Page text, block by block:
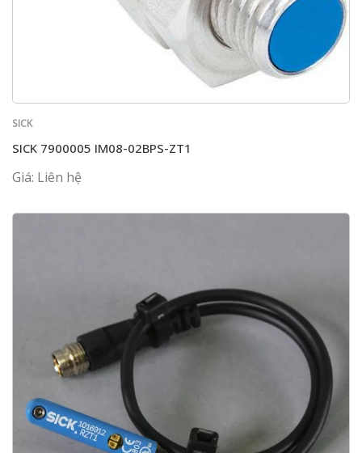
SICK
SICK 7900005 IM08-02BPS-ZT1
Giá: Liên hệ